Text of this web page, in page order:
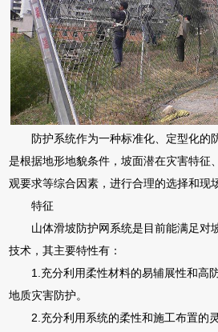
防护系统作为一种标准化、定型化的
是根据地形地貌条件，坡面潜在灾害特征
观要求等综合因素，进行合理的选择和现
特征
山体滑坡防护网系统是目前能满足对
技术，其主要特性有：
1.充分利用柔性材料的易辅展性和高
地质灾害防护。
2.充分利用系统的柔性和施工布置的